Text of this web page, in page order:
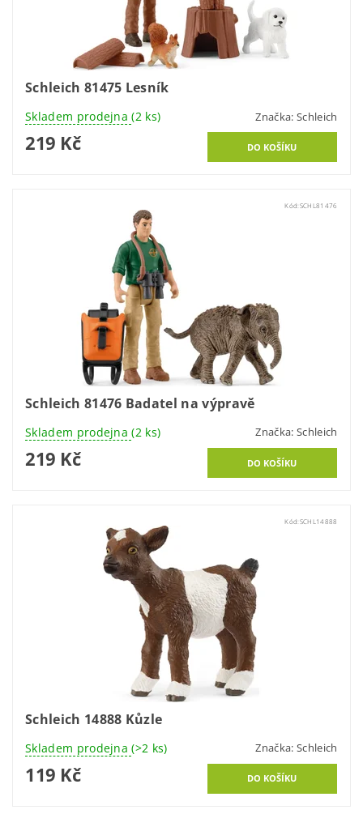
Schleich 81475 Lesník
Skladem prodejna(2 ks) Značka: Schleich
219 Kč
Kód: SCHL81476
Schleich 81476 Badatel na výpravě
Skladem prodejna(2 ks) Značka: Schleich
219 Kč
Kód: SCHL14888
Schleich 14888 Kůzle
Skladem prodejna(>2 ks) Značka: Schleich
119 Kč